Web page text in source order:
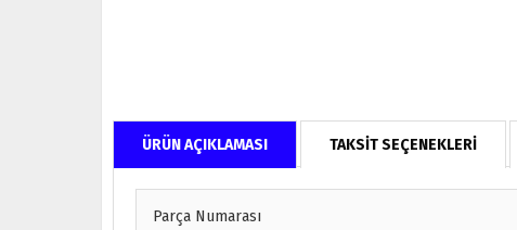
ÜRÜN AÇIKLAMASI TAKSİT SEÇENEKLERİ
Parça Numarası